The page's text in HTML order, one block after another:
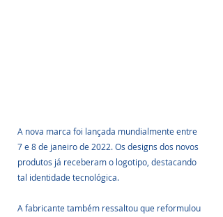
A nova marca foi lançada mundialmente entre
7 e 8 de janeiro de 2022. Os designs dos novos
produtos já receberam o logotipo, destacando
tal identidade tecnológica.
A fabricante também ressaltou que reformulou